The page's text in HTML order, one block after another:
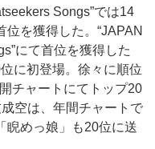
Songs”では14
を獲得した。“JAPAN
にて首位を獲得した
に初登場。徐々に順位
チャートにてトップ20
空は、年間チャートで
睨めっ娘」も20位に送